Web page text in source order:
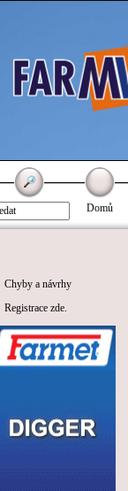
Domů
Chyby a návrhy
Registrace zde.